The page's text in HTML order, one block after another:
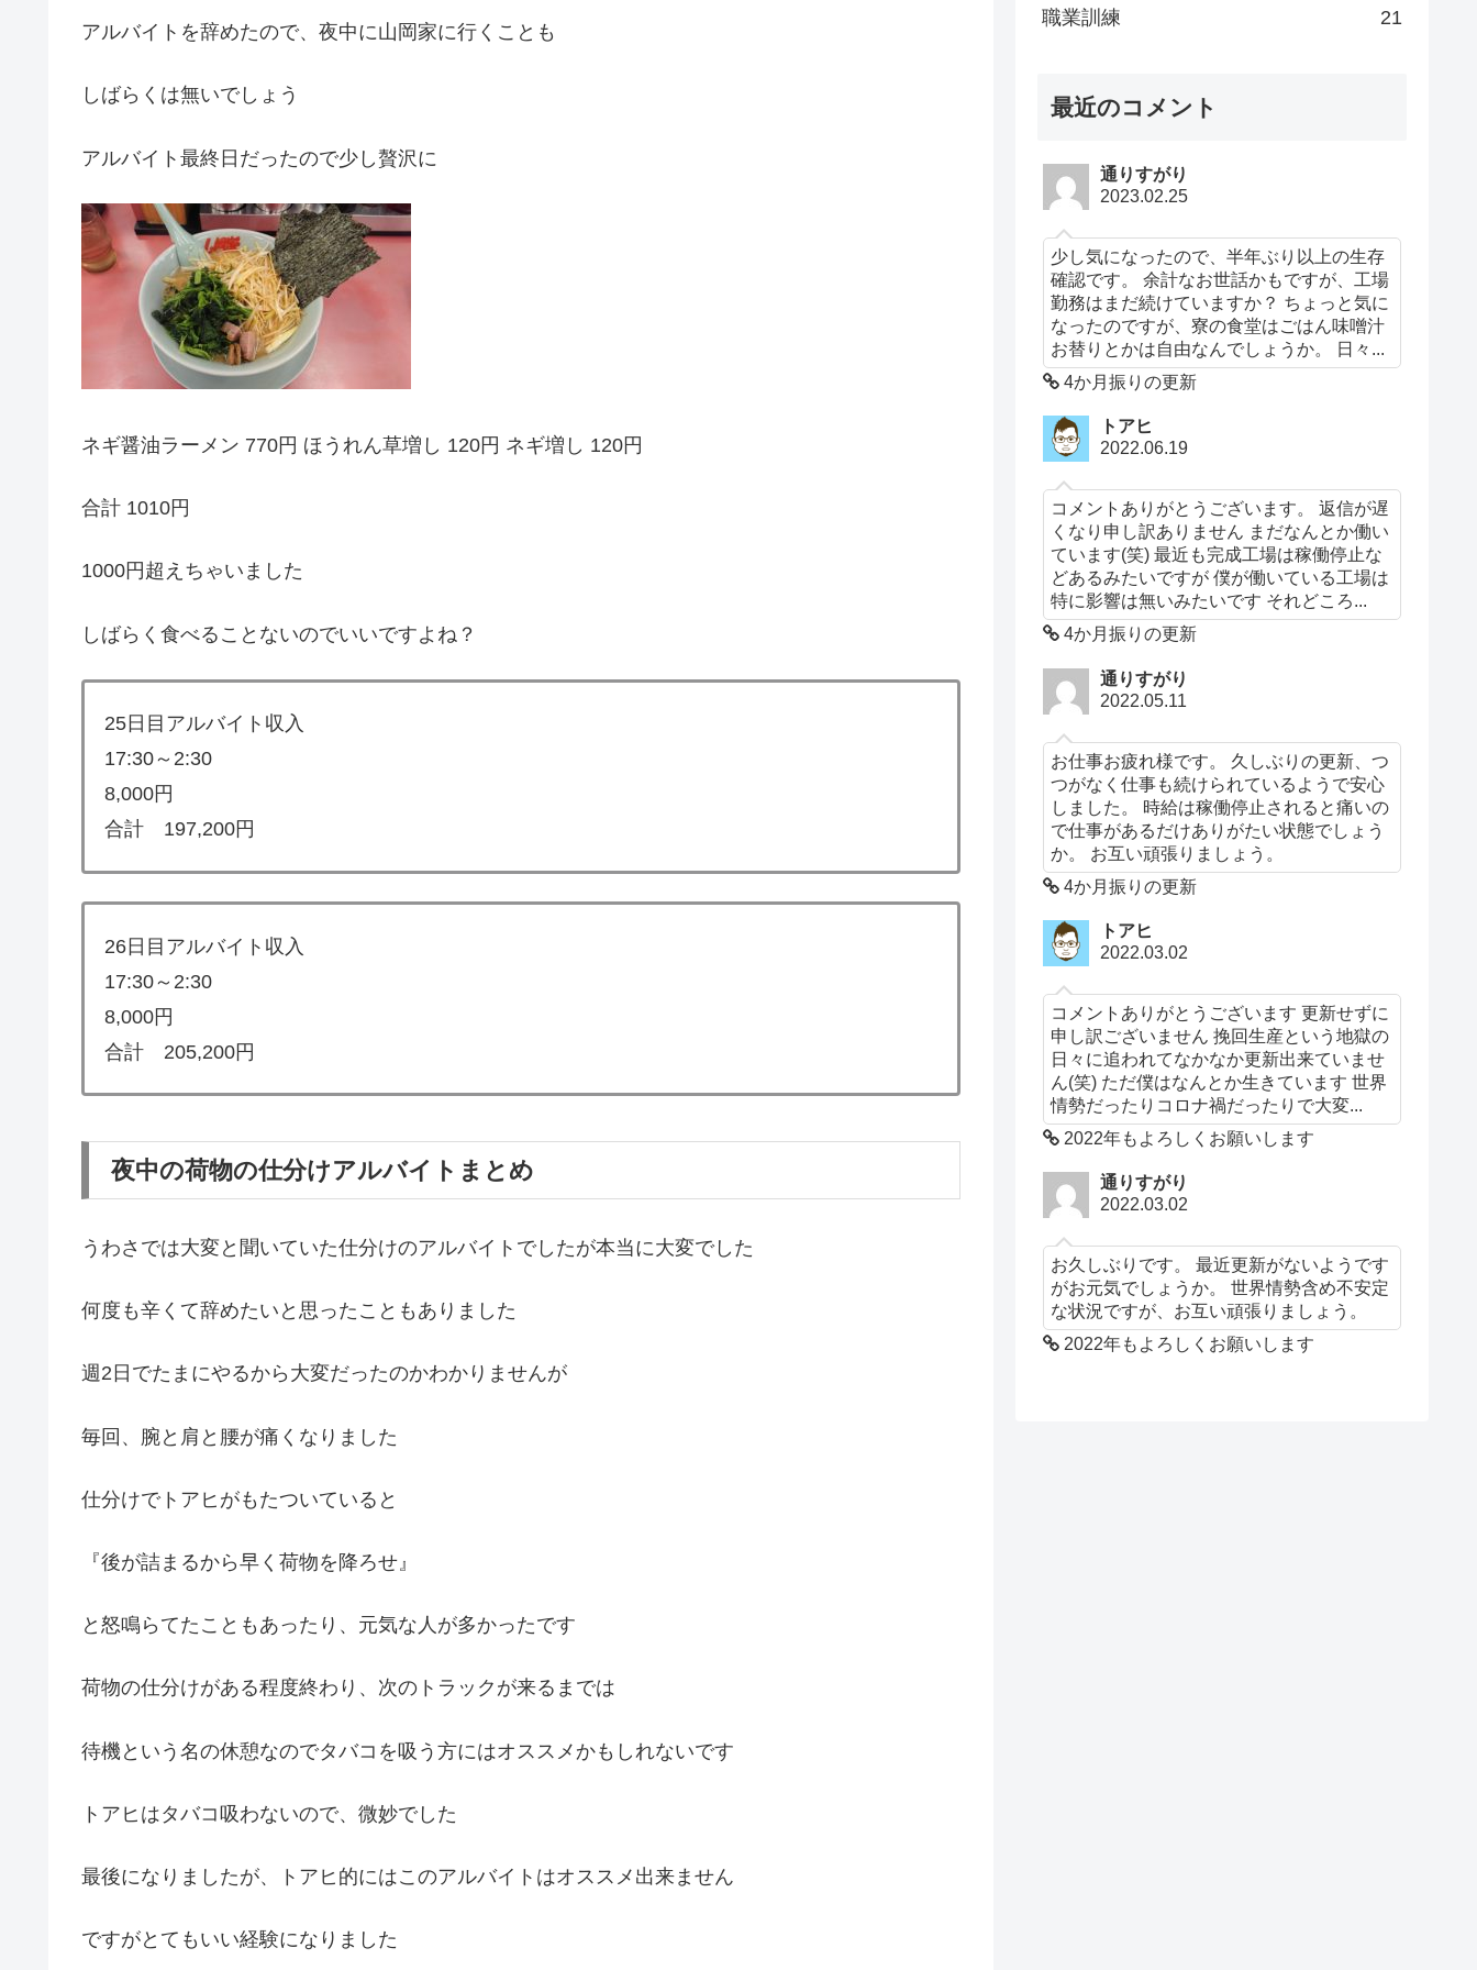
アルバイトを辞めたので、夜中に山岡家に行くことも
しばらくは無いでしょう
アルバイト最終日だったので少し贅沢に
ネギ醤油ラーメン 770円 ほうれん草増し 120円 ネギ増し 120円
合計 1010円
1000円超えちゃいました
しばらく食べることないのでいいですよね？
25日目アルバイト収入
17:30～2:30
8,000円
合計 197,200円
26日目アルバイト収入
17:30～2:30
8,000円
合計 205,200円
夜中の荷物の仕分けアルバイトまとめ
うわさでは大変と聞いていた仕分けのアルバイトでしたが本当に大変でした
何度も辛くて辞めたいと思ったこともありました
週2日でたまにやるから大変だったのかわかりませんが
毎回、腕と肩と腰が痛くなりました
仕分けでトアヒがもたついていると
『後が詰まるから早く荷物を降ろせ』
と怒鳴らてたこともあったり、元気な人が多かったです
荷物の仕分けがある程度終わり、次のトラックが来るまでは
待機という名の休憩なのでタバコを吸う方にはオススメかもしれないです
トアヒはタバコ吸わないので、微妙でした
最後になりましたが、トアヒ的にはこのアルバイトはオススメ出来ません
ですがとてもいい経験になりました
職業訓練 21
最近のコメント
通りすがり
2023.02.25
少し気になったので、半年ぶり以上の生存
確認です。 余計なお世話かもですが、工場
勤務はまだ続けていますか？ ちょっと気に
なったのですが、寮の食堂はごはん味噌汁
お替りとかは自由なんでしょうか。 日々...
4か月振りの更新
トアヒ
2022.06.19
コメントありがとうございます。 返信が遅
くなり申し訳ありません まだなんとか働い
ています(笑) 最近も完成工場は稼働停止な
どあるみたいですが 僕が働いている工場は
特に影響は無いみたいです それどころ...
4か月振りの更新
通りすがり
2022.05.11
お仕事お疲れ様です。 久しぶりの更新、つ
つがなく仕事も続けられているようで安心
しました。 時給は稼働停止されると痛いの
で仕事があるだけありがたい状態でしょう
か。 お互い頑張りましょう。
4か月振りの更新
トアヒ
2022.03.02
コメントありがとうございます 更新せずに
申し訳ございません 挽回生産という地獄の
日々に追われてなかなか更新出来ていませ
ん(笑) ただ僕はなんとか生きています 世界
情勢だったりコロナ禍だったりで大変...
2022年もよろしくお願いします
通りすがり
2022.03.02
お久しぶりです。 最近更新がないようです
がお元気でしょうか。 世界情勢含め不安定
な状況ですが、お互い頑張りましょう。
2022年もよろしくお願いします